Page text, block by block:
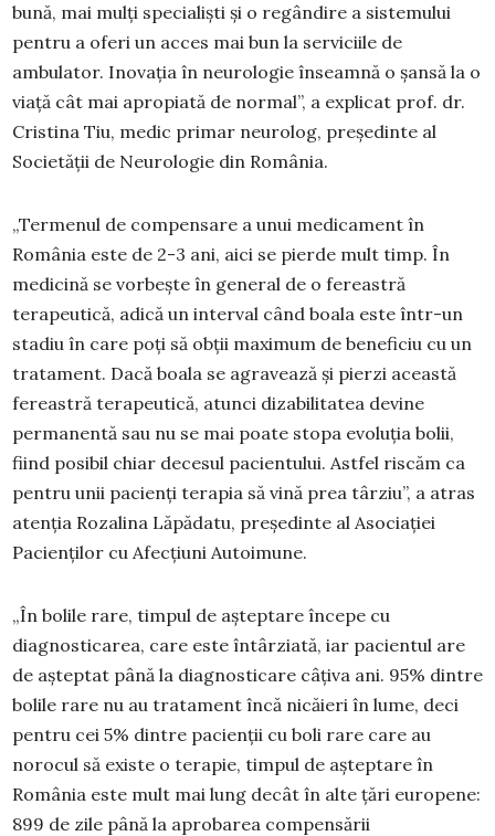
bună, mai mulți specialiști și o regândire a sistemului
pentru a oferi un acces mai bun la serviciile de
ambulator. Inovația în neurologie înseamnă o șansă la o
viață cât mai apropiată de normal”, a explicat prof. dr.
Cristina Tiu, medic primar neurolog, președinte al
Societății de Neurologie din România.
„Termenul de compensare a unui medicament în
România este de 2-3 ani, aici se pierde mult timp. În
medicină se vorbește în general de o fereastră
terapeutică, adică un interval când boala este într-un
stadiu în care poți să obții maximum de beneficiu cu un
tratament. Dacă boala se agravează și pierzi această
fereastră terapeutică, atunci dizabilitatea devine
permanentă sau nu se mai poate stopa evoluția bolii,
fiind posibil chiar decesul pacientului. Astfel riscăm ca
pentru unii pacienți terapia să vină prea târziu”, a atras
atenția Rozalina Lăpădatu, președinte al Asociației
Pacienților cu Afecțiuni Autoimune.
„În bolile rare, timpul de așteptare începe cu
diagnosticarea, care este întârziată, iar pacientul are
de așteptat până la diagnosticare câțiva ani. 95% dintre
bolile rare nu au tratament încă nicăieri în lume, deci
pentru cei 5% dintre pacienții cu boli rare care au
norocul să existe o terapie, timpul de așteptare în
România este mult mai lung decât în alte țări europene:
899 de zile până la aprobarea compensării